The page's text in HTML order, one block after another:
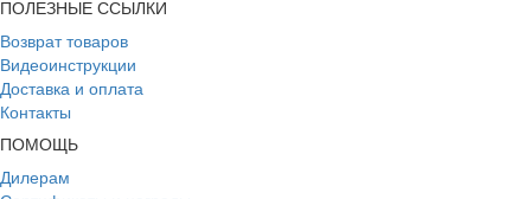
ПОЛЕЗНЫЕ ССЫЛКИ
Возврат товаров
Видеоинструкции
Доставка и оплата
Контакты
ПОМОЩЬ
Дилерам